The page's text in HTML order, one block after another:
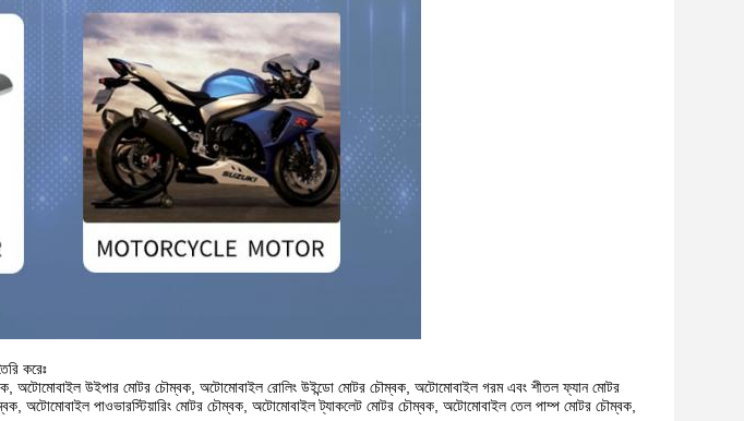
করেঃ
অটোমোবাইল উইপার মোটর চৌম্বক, অটোমোবাইল রোলিং উইন্ডো মোটর চৌম্বক, অটোমোবাইল গরম এবং শীতল ফ্যান মোটর
অটোমোবাইল পাওভারস্টিয়ারিং মোটর চৌম্বক, অটোমোবাইল ট্যাকলেট মোটর চৌম্বক, অটোমোবাইল তেল পাম্প মোটর চৌম্বক,